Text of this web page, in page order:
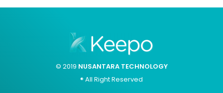
© 2019 NUSANTARA TECHNOLOGY
® All Right Reserved